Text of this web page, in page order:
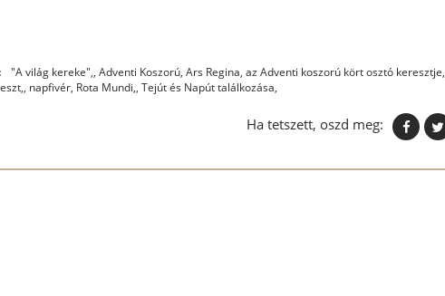
"A világ kereke",, Adventi Koszorú, Ars Regina, az Adventi koszorú kört osztó keresztje,
, napfivér, Rota Mundi,, Tejút és Napút találkozása,
Ha tetszett, oszd meg: